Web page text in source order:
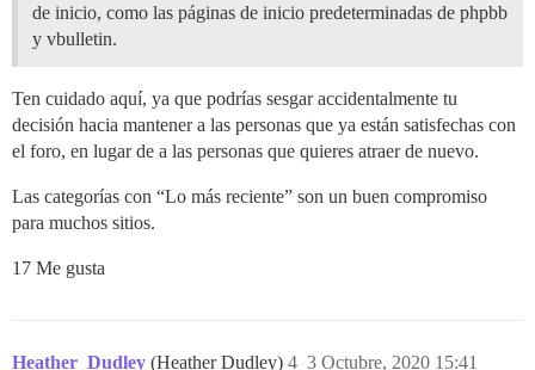
de inicio, como las páginas de inicio predeterminadas de phpbb
y vbulletin.
Ten cuidado aquí, ya que podrías sesgar accidentalmente tu
decisión hacia mantener a las personas que ya están satisfechas con
el foro, en lugar de a las personas que quieres atraer de nuevo.
Las categorías con “Lo más reciente” son un buen compromiso
para muchos sitios.
17 Me gusta
Heather_Dudley (Heather Dudley) 3 Octubre, 2020 15:41
4